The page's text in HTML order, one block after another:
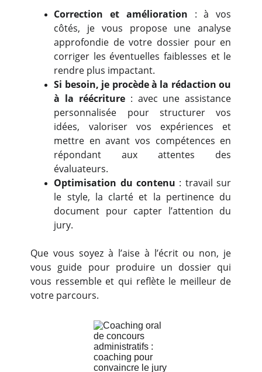
Correction et amélioration : à vos
côtés, je vous propose une analyse
approfondie de votre dossier pour en
corriger les éventuelles faiblesses et le
rendre plus impactant.
Si besoin, je procède à la rédaction ou
à la réécriture: avec une assistance
personnalisée pour structurer vos
idées, valoriser vos expériences et
mettre en avant vos compétences en
répondant aux attentes des
évaluateurs.
Optimisation du contenu : travail sur
le style, la clarté et la pertinence du
document pour capter l’attention du
jury.
Que vous soyez à l’aise à l’écrit ou non, je
vous guide pour produire un dossier qui
vous ressemble et qui reflète le meilleur de
votre parcours.